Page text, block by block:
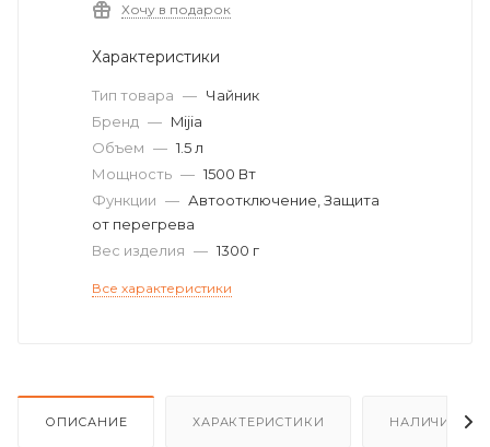
Хочу в подарок
Характеристики
Тип товара — Чайник
Бренд — Mijia
Объем — 1.5 л
Мощность — 1500 Вт
Функции — Автоотключение, Защита
от перегрева
Вес изделия — 1300 г
Все характеристики
ОПИСАНИЕ ХАРАКТЕРИСТИКИ НАЛИЧИЕ